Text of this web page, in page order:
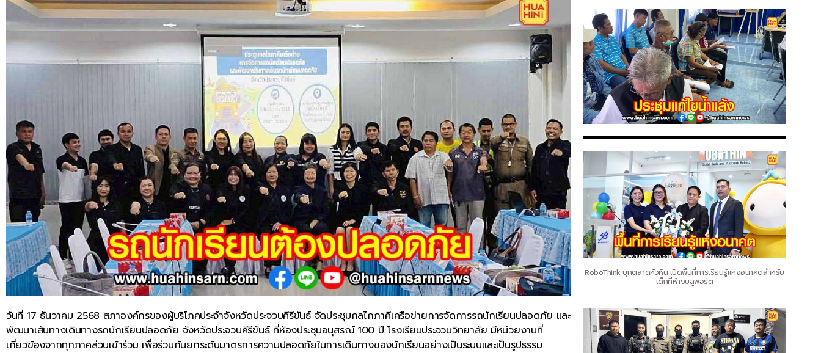
วันที่ 17 ธันวาคม 2568 สภาองค์กรของผู้บริโภคประจำจังหวัดประจวบคีรีขันธ์ จัดประชุมกลไกภาคีเครือข่ายการจัดการรถนักเรียนปลอดภัย และ
พัฒนาเส้นทางเดินทางรถนักเรียนปลอดภัย จังหวัดประจวบคีรีขันธ์ ที่ห้องประชุมอนุสรณ์ 100 ปี โรงเรียนประจวบวิทยาลัย มีหน่วยงานที่
เกี่ยวข้องจากทุกภาคส่วนเข้าร่วม เพื่อร่วมกันยกระดับมาตรการความปลอดภัยในการเดินทางของนักเรียนอย่างเป็นระบบและเป็นรูปธรรม
RoboThink บุกตลาดหัวหิน เปิดพื้นที่การเรียนรู้แห่งอนาคตสำหรับ
เด็กที่ห้างบลูพอร์ต